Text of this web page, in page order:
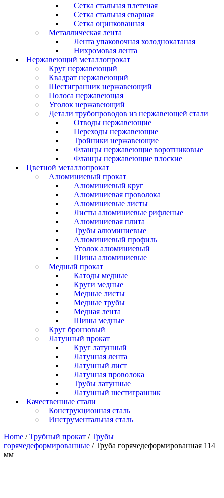
Сетка стальная плетеная
Сетка стальная сварная
Сетка оцинкованная
Металлическая лента
Лента упаковочная холоднокатаная
Нихромовая лента
Нержавеющий металлопрокат
Круг нержавеющий
Квадрат нержавеющий
Шестигранник нержавеющий
Полоса нержавеющая
Уголок нержавеющий
Детали трубопроводов из нержавеющей стали
Отводы нержавеющие
Переходы нержавеющие
Тройники нержавеющие
Фланцы нержавеющие воротниковые
Фланцы нержавеющие плоские
Цветной металлопрокат
Алюминиевый прокат
Алюминиевый круг
Алюминиевая проволока
Алюминиевые листы
Листы алюминиевые рифленые
Алюминиевая плита
Трубы алюминиевые
Алюминиевый профиль
Уголок алюминиевый
Шины алюминиевые
Медный прокат
Катоды медные
Круги медные
Медные листы
Медные трубы
Медная лента
Шины медные
Круг бронзовый
Латунный прокат
Круг латунный
Латунная лента
Латунный лист
Латунная проволока
Трубы латунные
Латунный шестигранник
Качественные стали
Конструкционная сталь
Инструментальная сталь
Home /Трубный прокат /Трубы
горячедеформированные / Труба горячедеформированная 114
мм